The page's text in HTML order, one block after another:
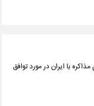
با ایران در مورد توافق